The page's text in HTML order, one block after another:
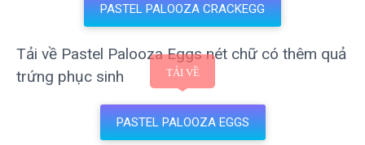
PASTEL PALOOZA CRACKEGG
Tải về Pastel Palooza Eggs nét chữ có thêm quả
trứng phục sinh
PASTEL PALOOZA EGGS